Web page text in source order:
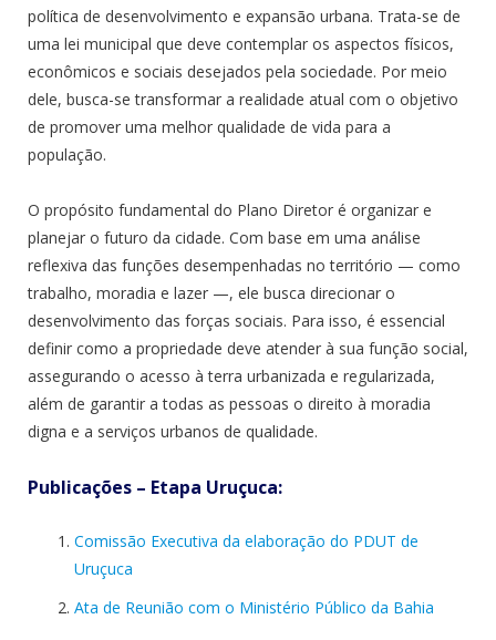
política de desenvolvimento e expansão urbana. Trata-se de
uma lei municipal que deve contemplar os aspectos físicos,
econômicos e sociais desejados pela sociedade. Por meio
dele, busca-se transformar a realidade atual com o objetivo
de promover uma melhor qualidade de vida para a
população.
O propósito fundamental do Plano Diretor é organizar e
planejar o futuro da cidade. Com base em uma análise
reflexiva das funções desempenhadas no território — como
trabalho, moradia e lazer —, ele busca direcionar o
desenvolvimento das forças sociais. Para isso, é essencial
definir como a propriedade deve atender à sua função social,
assegurando o acesso à terra urbanizada e regularizada,
além de garantir a todas as pessoas o direito à moradia
digna e a serviços urbanos de qualidade.
Publicações – Etapa Uruçuca:
Comissão Executiva da elaboração do PDUT de
Uruçuca
Ata de Reunião com o Ministério Público da Bahia